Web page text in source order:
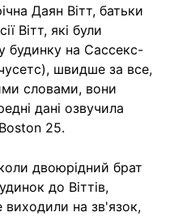
Даян Вітт, батьки
Вітт, які були
будинку на Сассекс-
швидше за все,
словами, вони
дані озвучила
Boston 25.
двоюрідний брат
до Віттів,
виходили на зв'язок,